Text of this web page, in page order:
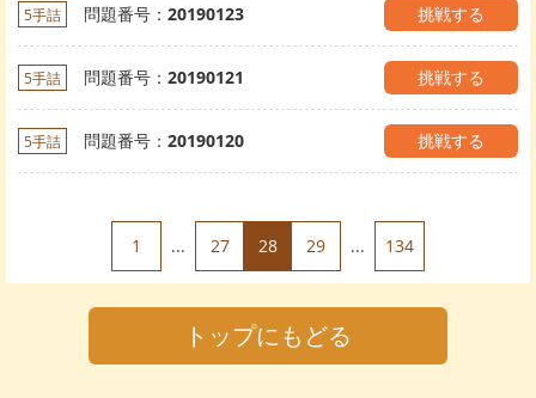
5手詰 問題番号： 20190123 挑戦する
5手詰 問題番号： 20190121 挑戦する
5手詰 問題番号： 20190120 挑戦する
1 ... 27 28 29 ... 134
トップにもどる